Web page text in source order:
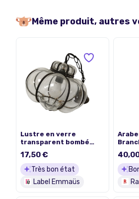
Même produit, autres
Lustre en verre
transparent bombé
17,50 €
Très bon état
Label Emmaüs